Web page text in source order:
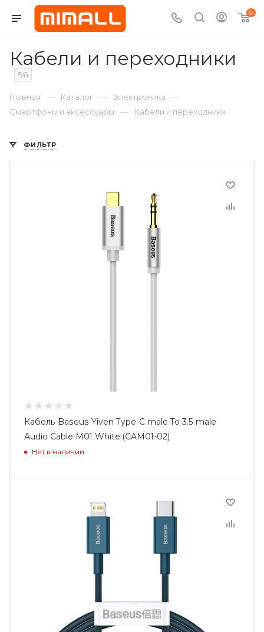
0
Кабели и переходники
96
Главная — Каталог — Электроника —
Смартфоны и аксессуары — Кабели и переходники
ФИЛЬТР
Кабель Baseus Yiven Type-C male To 3.5 male
Audio Cable M01 White (CAM01-02)
Нет в наличии